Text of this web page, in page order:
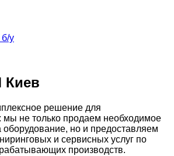
у
решение для
мы не только продаем необходимое
но и предоставляем
и сервисных услуг по
производств.